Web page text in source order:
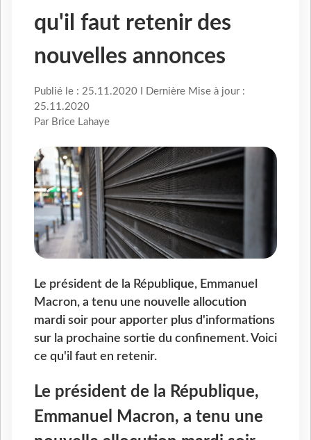
qu'il faut retenir des
nouvelles annonces
Publié le : 25.11.2020 I Dernière Mise à jour :
25.11.2020
Par Brice Lahaye
Le président de la République, Emmanuel
Macron, a tenu une nouvelle allocution
mardi soir pour apporter plus d'informations
sur la prochaine sortie du confinement. Voici
ce qu'il faut en retenir.
Le président de la République,
Emmanuel Macron, a tenu une